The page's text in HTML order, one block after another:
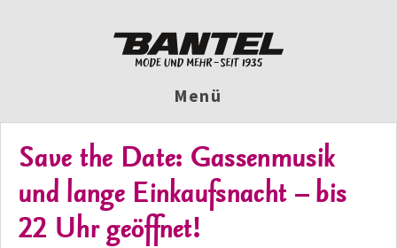
Menü
Save the Date: Gassenmusik
und lange Einkaufsnacht – bis
22 Uhr geöffnet!